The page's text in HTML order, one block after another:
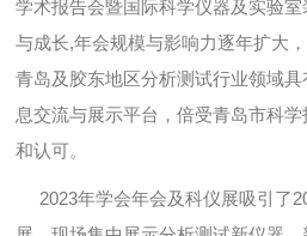
学术报告会暨国际科学仪器及实验
与成长,年会规模与影响力逐年扩大
青岛及胶东地区分析测试行业领域
息交流与展示平台，倍受青岛市科
和认可。
2023年学会年会及科仪展吸引了